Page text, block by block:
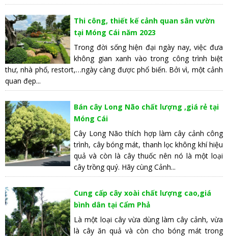
Thi công, thiết kế cảnh quan sân vườn
tại Móng Cái năm 2023
Trong đời sống hiện đại ngày nay, việc đưa
không gian xanh vào trong công trình biệt
thư, nhà phố, restort,…ngày càng được phổ biến. Bởi vì, một cảnh
quan đẹp...
Bán cây Long Não chất lượng ,giá rẻ tại
Móng Cái
Cây Long Não thích hợp làm cây cảnh công
trình, cây bóng mát, thanh lọc không khí hiệu
quả và còn là cây thuốc nên nó là một loại
cây trồng quý. Hãy cùng Cảnh...
Cung cấp cây xoài chất lượng cao,giá
bình dân tại Cẩm Phả
Là một loại cây vừa dùng làm cây cảnh, vừa
là cây ăn quả và còn cho bóng mát trong